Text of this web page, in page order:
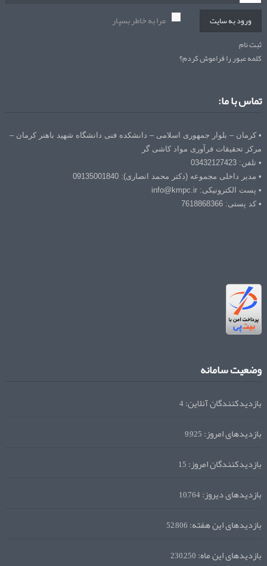
ورود به سایت مرا به خاطر بسپار
ثبت نام
کلمه عبور را فراموش کردم؟
تماس با ما:
• کرمان – بلوار جمهوری اسلامی – دانشکده فنی دانشگاه شهید باهنر کرمان –
مرکز تحقیقات فرآوری مواد کاشی گر
• تلفن: 03432127423
• مدیر داخلی مجموعه (دکتر محمد انصاری): 09135001840
• پست الکترونیکی: info@kmpc.ir
• کد پستی: 7618868366
وضعیت سامانه
بازدیدکنندگان آنلاین:4
بازدیدهای امروز:9,925
بازدیدکنندگان امروز:15
بازدیدهای دیروز:10,764
بازدیدهای این هفته:52,806
بازدیدهای این ماه:230,250